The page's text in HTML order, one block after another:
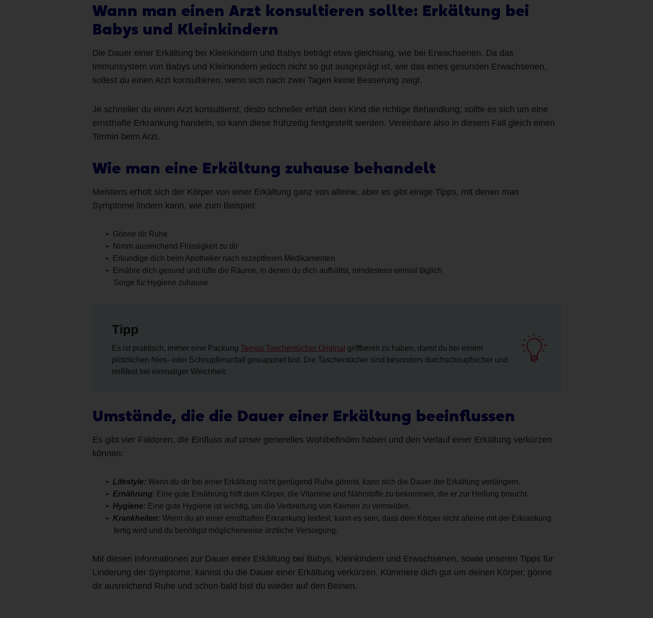
Wann man einen Arzt konsultieren sollte: Erkältung bei
Babys und Kleinkindern
Die Dauer einer Erkältung bei Kleinkindern und Babys beträgt etwa gleichlang, wie bei Erwachsenen. Da das
Immunsystem von Babys und Kleinkindern jedoch nicht so gut ausgeprägt ist, wie das eines gesunden Erwachsenen,
sollest du einen Arzt konsultieren, wenn sich nach zwei Tagen keine Besserung zeigt.
Je schneller du einen Arzt konsultierst, desto schneller erhält dein Kind die richtige Behandlung; sollte es sich um eine
ernsthafte Erkrankung handeln, so kann diese frühzeitig festgestellt werden. Vereinbare also in diesem Fall gleich einen
Termin beim Arzt.
Wie man eine Erkältung zuhause behandelt
Meistens erholt sich der Körper von einer Erkältung ganz von alleine, aber es gibt einige Tipps, mit denen man
Symptome lindern kann, wie zum Beispiel:
Gönne dir Ruhe
Nimm ausreichend Flüssigkeit zu dir
Erkundige dich beim Apotheker nach rezeptfreien Medikamenten
Ernähre dich gesund und lüfte die Räume, in denen du dich aufhältst, mindestens einmal täglich
Sorge für Hygiene zuhause
Tipp
Es ist praktisch, immer eine Packung Tempo Taschentücher Original griffbereit zu haben, damit du bei einem
plötzlichen Nies- oder Schnupfenanfall gewappnet bist. Die Taschentücher sind besonders durchschnupfsicher und
reißfest bei einmaliger Weichheit.
Umstände, die die Dauer einer Erkältung beeinflussen
Es gibt vier Faktoren, die Einfluss auf unser generelles Wohlbefinden haben und den Verlauf einer Erkältung verkürzen
können:
Lifestyle: Wenn du dir bei einer Erkältung nicht genügend Ruhe gönnst, kann sich die Dauer der Erkältung verlängern.
Ernährung: Eine gute Ernährung hilft dem Körper, die Vitamine und Nährstoffe zu bekommen, die er zur Heilung braucht.
Hygiene: Eine gute Hygiene ist wichtig, um die Verbreitung von Keimen zu vermeiden.
Krankheiten: Wenn du an einer ernsthaften Erkrankung leidest, kann es sein, dass dein Körper nicht alleine mit der Erkrankung
fertig wird und du benötigst möglicherweise ärztliche Versorgung.
Mit diesen Informationen zur Dauer einer Erkältung bei Babys, Kleinkindern und Erwachsenen, sowie unseren Tipps für
Linderung der Symptome, kannst du die Dauer einer Erkältung verkürzen. Kümmere dich gut um deinen Körper, gönne
dir ausreichend Ruhe und schon bald bist du wieder auf den Beinen.